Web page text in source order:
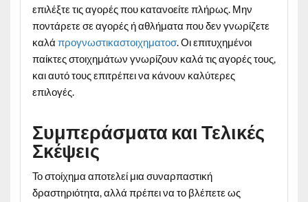
επιλέξτε τις αγορές που κατανοείτε πλήρως. Μην
ποντάρετε σε αγορές ή αθλήματα που δεν γνωρίζετε
καλά προγνωστικαστοιχηματοσ. Οι επιτυχημένοι
παίκτες στοιχημάτων γνωρίζουν καλά τις αγορές τους,
και αυτό τους επιτρέπει να κάνουν καλύτερες
επιλογές.
Συμπεράσματα και Τελικές
Σκέψεις
Το στοίχημα αποτελεί μια συναρπαστική
δραστηριότητα, αλλά πρέπει να το βλέπετε ως